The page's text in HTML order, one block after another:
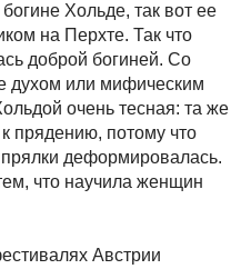
Хольде, так вот ее
на Перхте. Так что
доброй богиней. Со
духом или мифическим
очень тесная: та же
прядению, потому что
деформировалась.
что научила женщин
Австрии